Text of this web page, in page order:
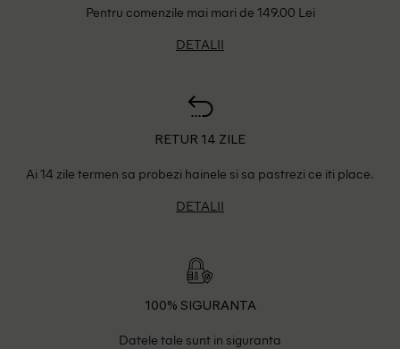
Pentru comenzile mai mari de 149.00 Lei
DETALII
RETUR 14 ZILE
Ai 14 zile termen sa probezi hainele si sa pastrezi ce iti place.
DETALII
100% SIGURANTA
Datele tale sunt in siguranta